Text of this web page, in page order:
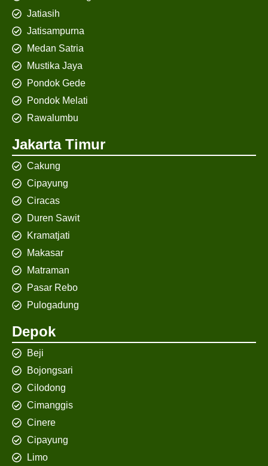
Jatiasih
Jatisampurna
Medan Satria
Mustika Jaya
Pondok Gede
Pondok Melati
Rawalumbu
Jakarta Timur
Cakung
Cipayung
Ciracas
Duren Sawit
Kramatjati
Makasar
Matraman
Pasar Rebo
Pulogadung
Depok
Beji
Bojongsari
Cilodong
Cimanggis
Cinere
Cipayung
Limo